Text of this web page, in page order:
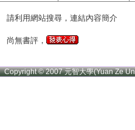
請利用網站搜尋，連結內容簡介
尚無書評，
Copyright © 2007 元智大學(Yuan Ze